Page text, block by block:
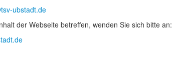
ubstadt.de
der Webseite betreffen, wenden Sie sich bitte an: